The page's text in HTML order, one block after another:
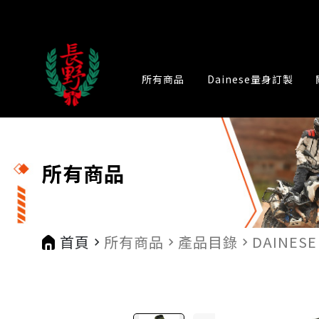
所有商品 Dainese量身訂製
所有商品
首頁 navigate_next 所有商品 navigate_next 產品目錄 navigate_next DAINESE